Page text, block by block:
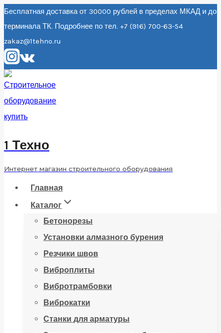
Перейти
к
содержанию
Бесплатная доставка от 30000 рублей в пределах МКАД и до
терминала ТК. Подробнее по тел. +7 (916) 700-63-54
zakaz@1tehno.ru
1 Техно
Интернет магазин строительного оборудования
Главная
Каталог
Бетонорезы
Установки алмазного бурения
Резчики швов
Виброплиты
Вибротрамбовки
Виброкатки
Станки для арматуры